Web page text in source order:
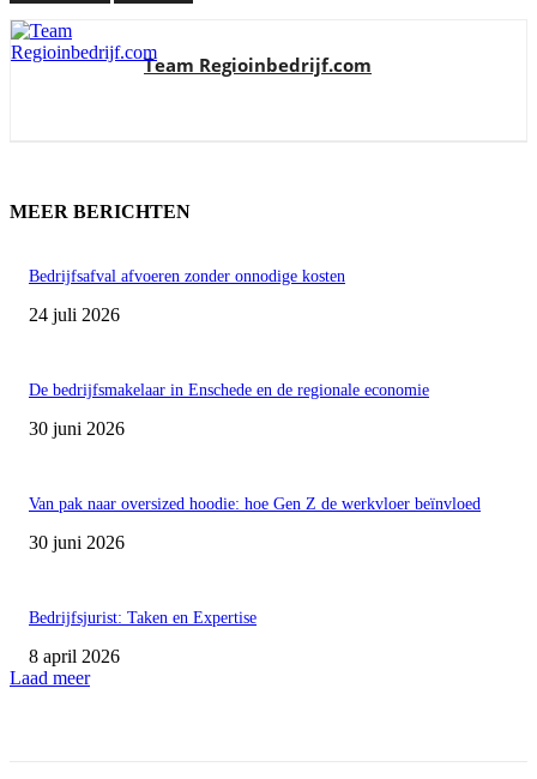
Team Regioinbedrijf.com
MEER BERICHTEN
Bedrijfsafval afvoeren zonder onnodige kosten
24 juli 2026
De bedrijfsmakelaar in Enschede en de regionale economie
30 juni 2026
Van pak naar oversized hoodie: hoe Gen Z de werkvloer beïnvloed
30 juni 2026
Bedrijfsjurist: Taken en Expertise
8 april 2026
Laad meer